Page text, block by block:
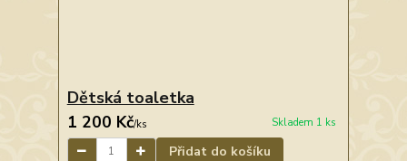
Dětská toaletka
1 200 Kč/ks Skladem 1 ks
Přidat do košíku